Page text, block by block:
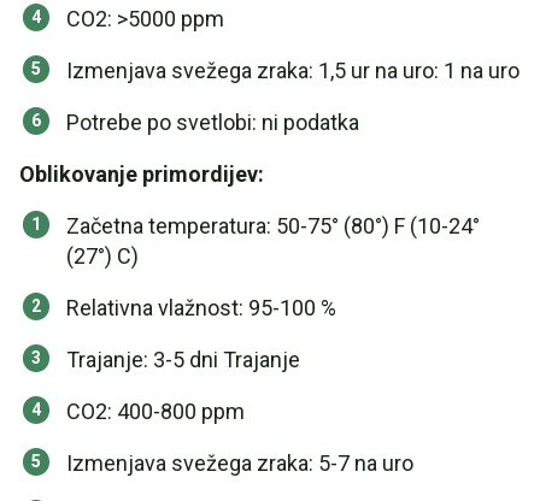
CO2: >5000 ppm
Izmenjava svežega zraka: 1,5 ur na uro: 1 na uro
Potrebe po svetlobi: ni podatka
Oblikovanje primordijev:
Začetna temperatura: 50-75° (80°) F (10-24°
(27°) C)
Relativna vlažnost: 95-100 %
Trajanje: 3-5 dni Trajanje
CO2: 400-800 ppm
Izmenjava svežega zraka: 5-7 na uro